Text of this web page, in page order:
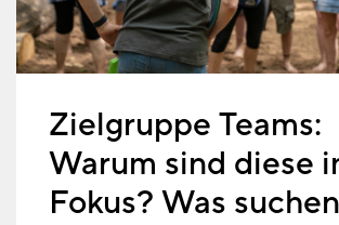
Zielgruppe Teams:
Warum sind diese
Fokus? Was